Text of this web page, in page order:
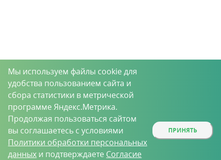
Мы используем файлы cookie для
удобства пользованием сайта и
сбора статистики в метрической
программе Яндекс.Метрика.
Продолжая пользоваться сайтом
вы соглашаетесь с условиями
Политики обработки персональных
данных и подтверждаете Согласие
ПРИНЯТЬ